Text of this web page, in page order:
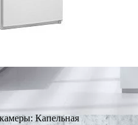
Капельная